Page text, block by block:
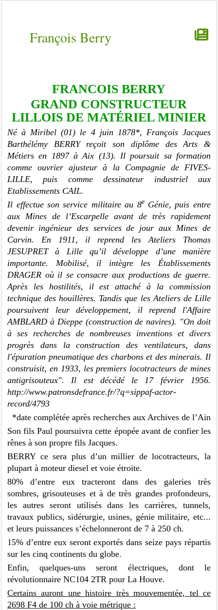
François Berry
FRANCOIS BERRY
GRAND CONSTRUCTEUR
LILLOIS DE MATÉRIEL MINIER
Né à Miribel (01) le 4 juin 1878*, François Jacques
Barthélémy BERRY reçoit son diplôme des Arts &
Métiers en 1897 à Aix (13). Il poursuit sa formation
comme ouvrier ajusteur à la Compagnie de FIVES-
LILLE, puis comme dessinateur industriel aux
Etablissements CAIL.
Il effectue son service militaire au 8eGénie, puis entre
aux Mines de l’Escarpelle avant de très rapidement
devenir ingénieur des services de jour aux Mines de
Carvin. En 1911, il reprend les Ateliers Thomas
JESUPRET à Lille qu’il développe d’une manière
importante. Mobilisé, il intègre les Établissements
DRAGER où il se consacre aux productions de guerre.
Après les hostilités, il est attaché à la commission
technique des houillères. Tandis que les Ateliers de Lille
poursuivent leur développement, il reprend l'Affaire
AMBLARD à Dieppe (construction de navires). "On doit
à ses recherches de nombreuses inventions et divers
progrès dans la construction des ventilateurs, dans
l'épuration pneumatique des charbons et des minerais. Il
construisit, en 1933, les premiers locotracteurs de mines
antigrisouteux". Il est décédé le 17 février 1956.
http://www.patronsdefrance.fr/?q=sippaf-actor-
record/4793
*date complétée après recherches aux Archives de l’Ain
Son fils Paul poursuivra cette épopée avant de confier les
rênes à son propre fils Jacques.
BERRY ce sera plus d’un millier de locotracteurs, la
plupart à moteur diesel et voie étroite.
80% d’entre eux tracteront dans des galeries très
sombres, grisouteuses et à de très grandes profondeurs,
les autres seront utilisés dans les carrières, tunnels,
travaux publics, sidérurgie, usines, génie militaire, etc...
et leurs puissances s’échelonneront de 7 à 250 ch.
15% d’entre eux seront exportés dans seize pays répartis
sur les cinq continents du globe.
Enfin, quelques-uns seront électriques, dont le
révolutionnaire NC104 2TR pour La Houve.
Certains auront une histoire très mouvementée, tel ce
2698 F4 de 100 ch à voie métrique :